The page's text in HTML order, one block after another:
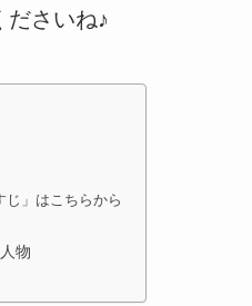
ださいね♪
じ」はこちらから
物